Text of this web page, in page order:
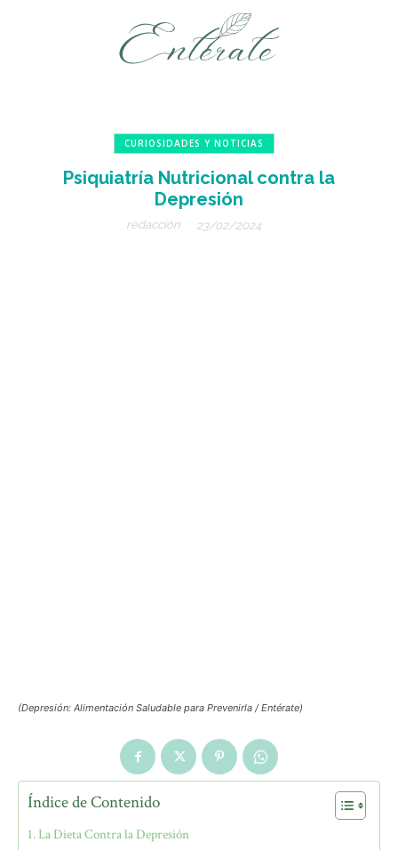
CURIOSIDADES Y NOTICIAS
Psiquiatría Nutricional contra la
Depresión
redacción 23/02/2024
(Depresión: Alimentación Saludable para Prevenirla / Entérate)
Índice de Contenido
La Dieta Contra la Depresión